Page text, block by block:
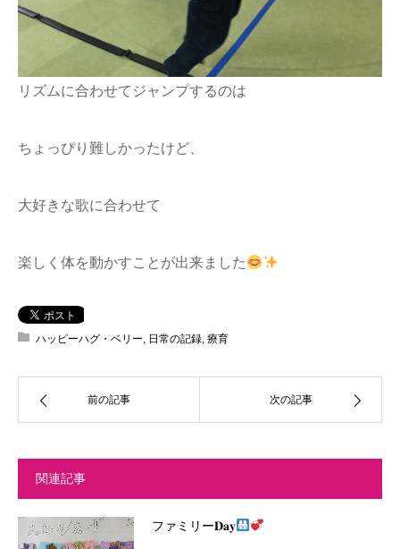
リズムに合わせてジャンプするのは
ちょっぴり難しかったけど、
大好きな歌に合わせて
楽しく体を動かすことが出来ました
ハッピーハグ・ベリー, 日常の記録, 療育
前の記事 次の記事
関連記事
ファミリー‪𝐃𝐚𝐲‬